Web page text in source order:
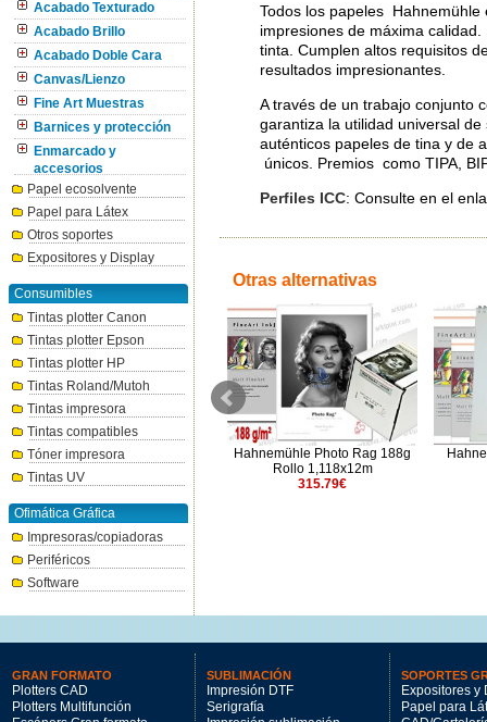
Acabado Texturado
Acabado Brillo
Acabado Doble Cara
Canvas/Lienzo
Fine Art Muestras
Barnices y protección
Enmarcado y
accesorios
Papel ecosolvente
Papel para Látex
Otros soportes
Expositores y Display
Consumibles
Tintas plotter Canon
Tintas plotter Epson
Tintas plotter HP
Tintas Roland/Mutoh
Tintas impresora
Tintas compatibles
Tóner impresora
Tintas UV
Ofimática Gráfica
Impresoras/copiadoras
Periféricos
Software
Todos los papeles
impresiones de máxima
tinta. Cumplen altos requisitos
resultados impresionantes.
A través de un trabajo conjunto
garantiza la utilidad universal
auténticos papeles de tina y de
únicos. Premios como TIPA,
Perfiles ICC: Consulte en el
Otras alternativas
Canson ARCHES 88 310 Rollo
muestra 0,610x3m
48.68€
Hahnemühle Photo Rag 188g
Rollo 1,118x12m
315.79€
GRAN FORMATO
Plotters CAD
Plotters Multifunción
SUBLIMACIÓN
Impresión DTF
Serigrafía
SOPORTES
Expositores y
Papel para